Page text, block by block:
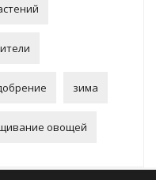
зима
овощей